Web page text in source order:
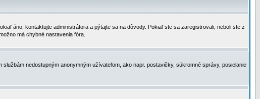
áno, kontaktujte administrátora a pýtajte sa na dôvody. Pokiaľ ste sa zaregistrovali, neboli ste z
má chybné nastavenia fóra.
nedostupným anonymným užívateľom, ako napr. postavičky, súkromné správy, posielanie